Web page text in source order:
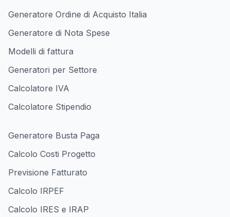
Generatore Ordine di Acquisto Italia
Generatore di Nota Spese
Modelli di fattura
Generatori per Settore
Calcolatore IVA
Calcolatore Stipendio
Generatore Busta Paga
Calcolo Costi Progetto
Previsione Fatturato
Calcolo IRPEF
Calcolo IRES e IRAP